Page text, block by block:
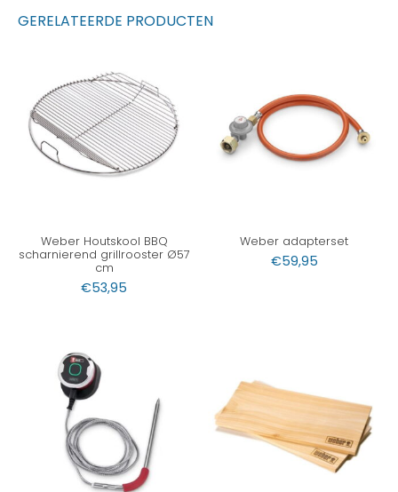
GERELATEERDE PRODUCTEN
Weber Houtskool BBQ
scharnierend grillrooster Ø57
cm
€53,95
Weber adapterset
€59,95